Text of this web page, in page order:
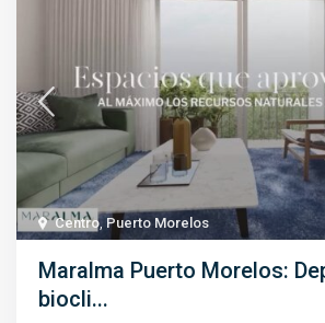
Centro, Puerto Morelos
Maralma Puerto Morelos:
biocli...